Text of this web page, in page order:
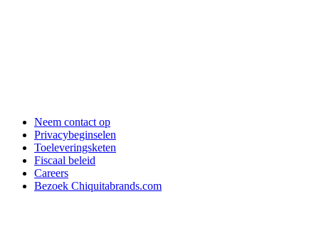
Neem contact op
Privacybeginselen
Toeleveringsketen
Fiscaal beleid
Careers
Bezoek Chiquitabrands.com